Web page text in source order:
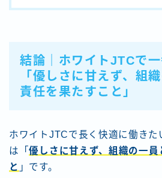
結論｜ホワイトJTCで
「優しさに甘えず、組
責任を果たすこと」
ホワイトJTCで長く快適に働きた
は「優しさに甘えず、組織の一員
と 」です。